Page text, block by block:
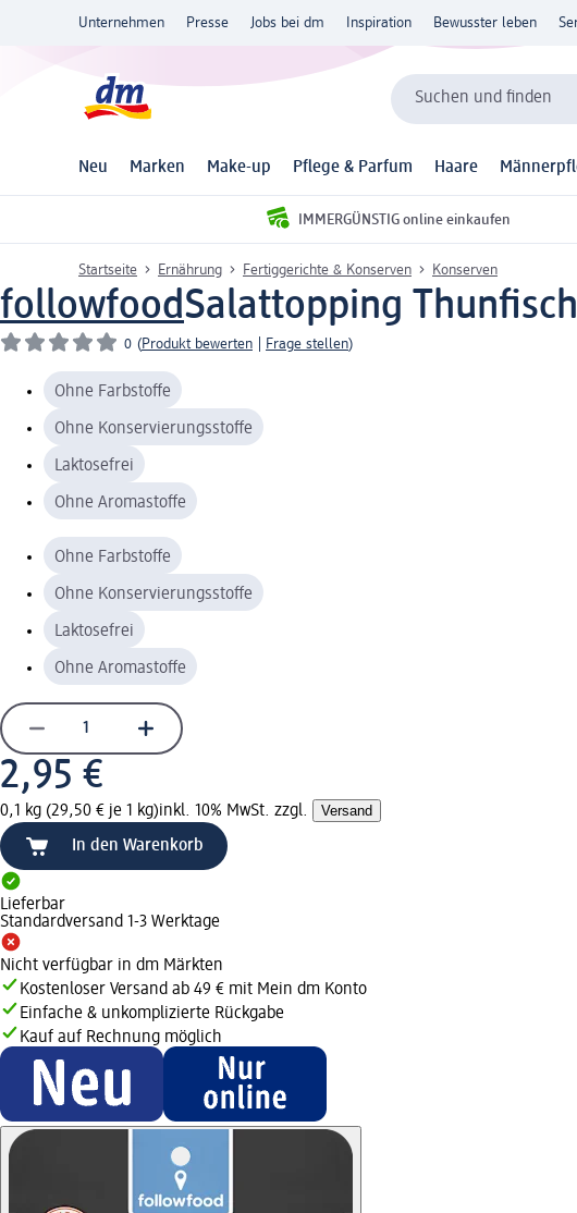
Unternehmen Presse Jobs bei dm Inspiration Bewusster leben
Suchen und finden
Neu Marken Make-up Pflege & Parfum Haare
IMMERGÜNSTIG online einkaufen
Startseite Ernährung Fertiggerichte & Konserven Konserven
followfoodSalattopping
0 (Produkt bewerten Frage stellen)
Ohne Farbstoffe
Ohne Konservierungsstoffe
Laktosefrei
Ohne Aromastoffe
Ohne Farbstoffe
Ohne Konservierungsstoffe
Laktosefrei
Ohne Aromastoffe
2,95 €
0,1 kg (29,50 € je 1 kg)inkl. 10% MwSt. zzgl. Versand
In den Warenkorb
Lieferbar
Standardversand 1-3 Werktage
Nicht verfügbar in dm Märkten
Kostenloser Versand ab 49 € mit Mein dm Konto
Einfache & unkomplizierte Rückgabe
Kauf auf Rechnung möglich